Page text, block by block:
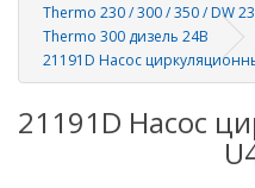
Thermo 230 / 300 / 350 / DW
Thermo 300 дизель 24В
21191D Насос
21191D Насос